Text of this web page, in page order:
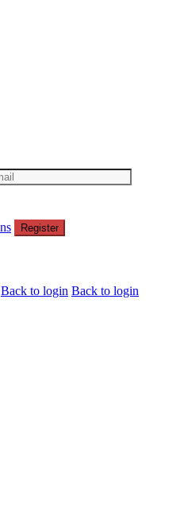
Register
Back to login Back to login